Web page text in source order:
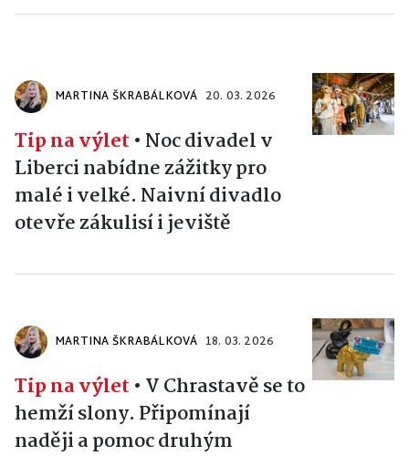
MARTINA ŠKRABÁLKOVÁ 20. 03. 2026
Tip na výlet • Noc divadel v
Liberci nabídne zážitky pro
malé i velké. Naivní divadlo
otevře zákulisí i jeviště
MARTINA ŠKRABÁLKOVÁ 18. 03. 2026
Tip na výlet • V Chrastavě se to
hemží slony. Připomínají
naději a pomoc druhým